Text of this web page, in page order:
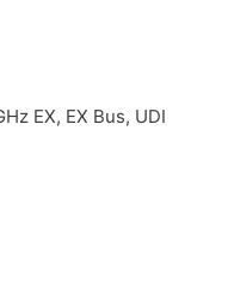
EX, EX Bus, UDI